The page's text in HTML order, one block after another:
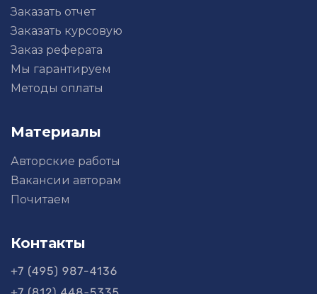
Заказать отчет
Заказать курсовую
Заказ реферата
Мы гарантируем
Методы оплаты
Материалы
Авторские работы
Вакансии авторам
Почитаем
Контакты